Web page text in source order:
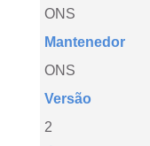
ONS
Mantenedor
ONS
Versão
2